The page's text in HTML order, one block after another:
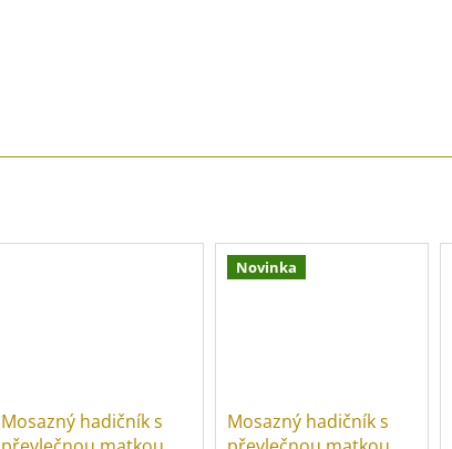
Mosazný hadičník s
Novinka
Mosazný hadičník s